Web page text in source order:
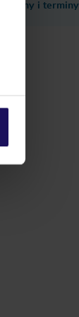
ceny i terminy